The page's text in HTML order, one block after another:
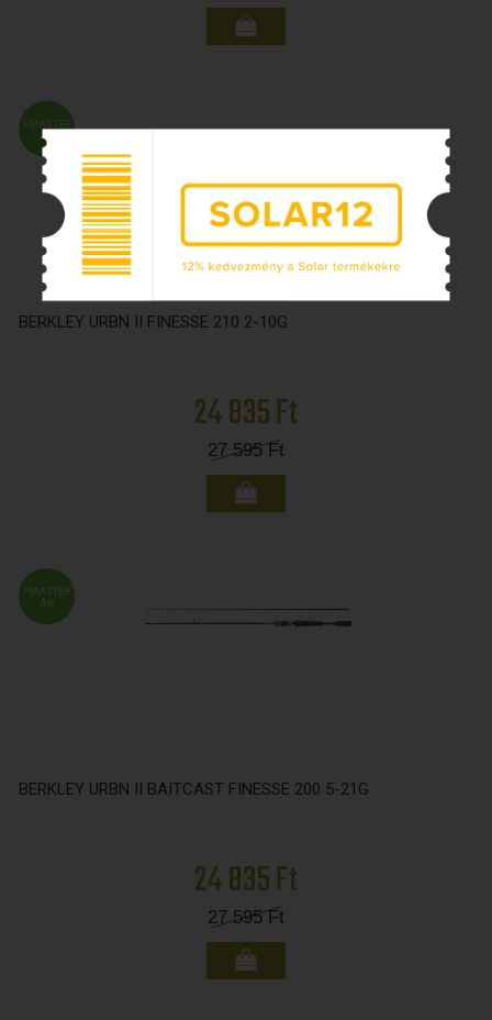
FMASTER
ÁR
BERKLEY URBN II FINESSE 210 2-10G
24 835 Ft
27 595Ft
FMASTER
ÁR
BERKLEY URBN II BAITCAST FINESSE 200 5-21G
24 835 Ft
27 595Ft